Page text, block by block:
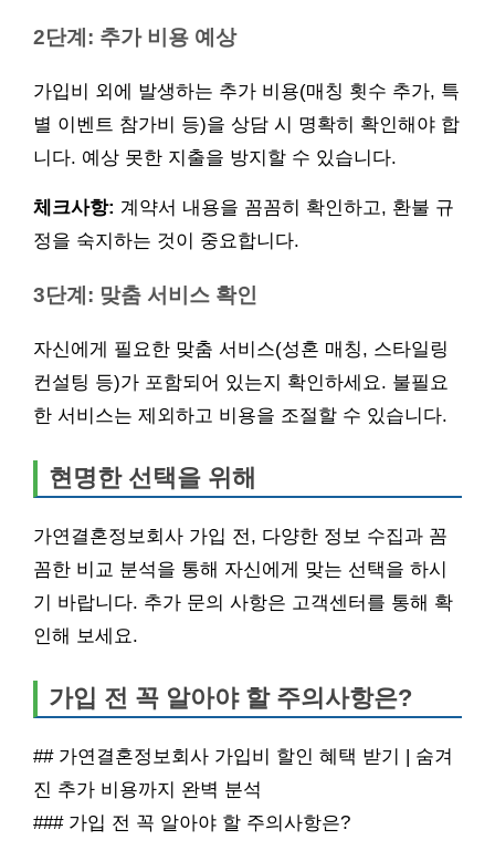
2단계: 추가 비용 예상
가입비 외에 발생하는 추가 비용(매칭 횟수 추가, 특
별 이벤트 참가비 등)을 상담 시 명확히 확인해야 합
니다. 예상 못한 지출을 방지할 수 있습니다.
체크사항: 계약서 내용을 꼼꼼히 확인하고, 환불 규
정을 숙지하는 것이 중요합니다.
3단계: 맞춤 서비스 확인
자신에게 필요한 맞춤 서비스(성혼 매칭, 스타일링
컨설팅 등)가 포함되어 있는지 확인하세요. 불필요
한 서비스는 제외하고 비용을 조절할 수 있습니다.
현명한 선택을 위해
가연결혼정보회사 가입 전, 다양한 정보 수집과 꼼
꼼한 비교 분석을 통해 자신에게 맞는 선택을 하시
기 바랍니다. 추가 문의 사항은 고객센터를 통해 확
인해 보세요.
가입 전 꼭 알아야 할 주의사항은?
## 가연결혼정보회사 가입비 할인 혜택 받기 | 숨겨
진 추가 비용까지 완벽 분석
### 가입 전 꼭 알아야 할 주의사항은?